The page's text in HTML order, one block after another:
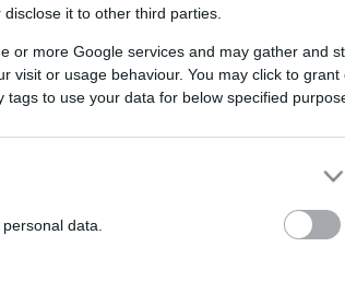
it to other third parties.
or more Google services and may gather and
visit or usage behaviour. You may click to grant
to use your data for below specified
data.